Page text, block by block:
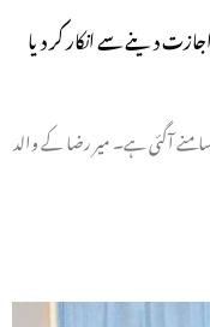
دینے سے انکار کر دیا
آگئی ہے۔ میر رضا کے والد